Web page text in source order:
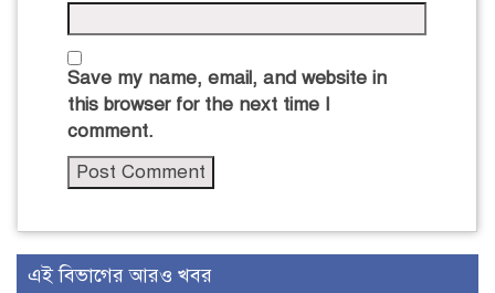
Save my name, email, and website in
this browser for the next time I
comment.
এই বিভাগের আরও খবর